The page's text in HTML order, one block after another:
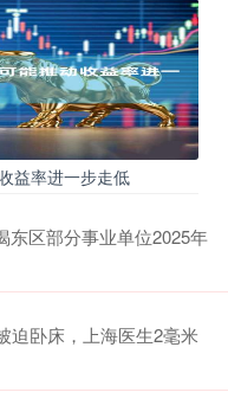
益率进一步走低
东区部分事业单位2025年
迫卧床，上海医生2毫米